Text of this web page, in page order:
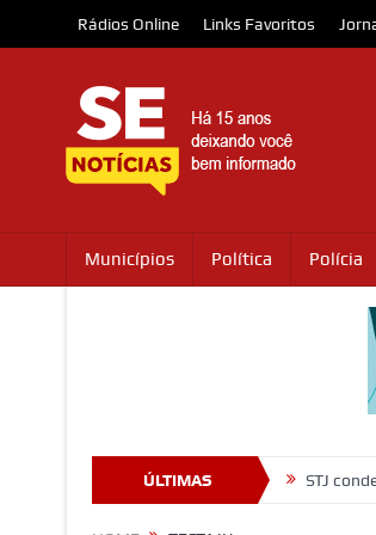
Rádios Online Links Favoritos
Municípios Política Polícia
ÚLTIMAS
animal neste sábado STJ condena